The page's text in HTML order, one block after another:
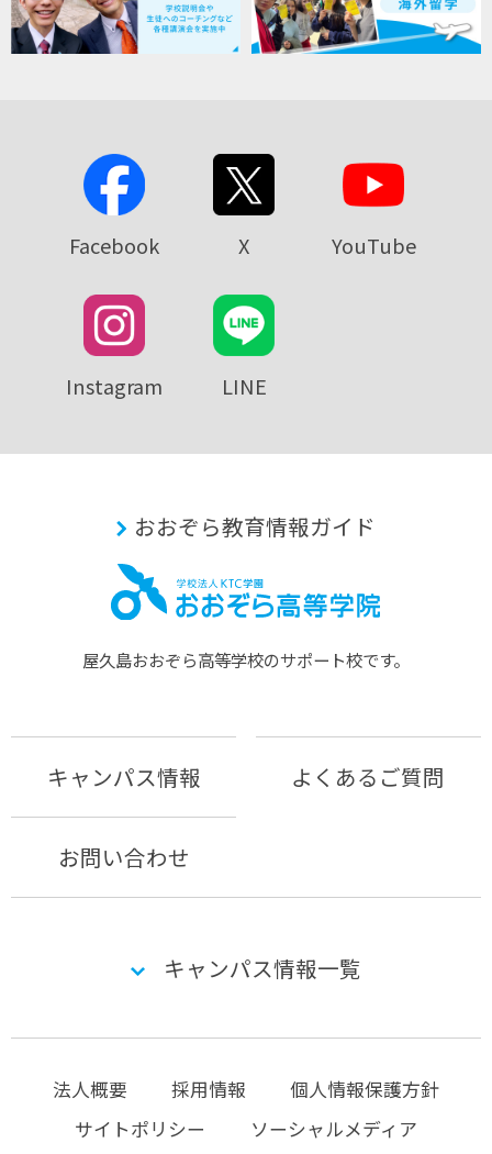
Facebook X YouTube
Instagram LINE
おおぞら教育情報ガイド
屋久島おおぞら⾼等学校のサポート校です。
キャンパス情報 よくあるご質問
お問い合わせ
キャンパス情報一覧
法人概要 採用情報
個人情報保護方針
サイトポリシー
ソーシャルメディア